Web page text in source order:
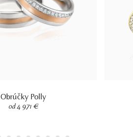
Obrúčky Polly
od 4 971 €